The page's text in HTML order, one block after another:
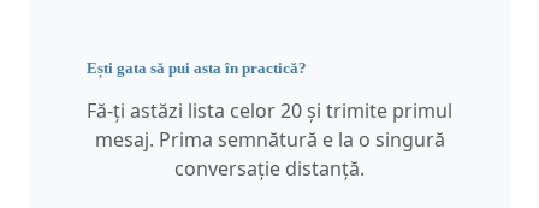
Ești gata să pui asta în practică?
Fă-ți astăzi lista celor 20 și trimite primul
mesaj. Prima semnătură e la o singură
conversație distanță.